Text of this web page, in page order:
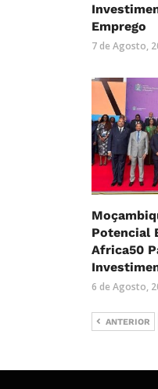
Emprego
7 de Agosto,
Potencial
Africa50
6 de Agosto,
ANTERIOR